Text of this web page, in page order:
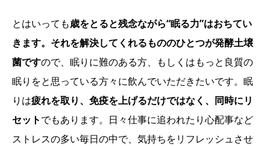
とはいっても歳をとると残念ながら“眠る力”はおちてい
きます。それを解決してくれるもののひとつが発酵土壌
菌ですので、眠りに難のある方、もしくはもっと良質の
眠りをと思っている方々に飲んでいただきたいです。眠
りは疲れを取り、免疫を上げるだけではなく、同時にリ
セットでもあります。日々仕事に追われたり心配事など
ストレスの多い毎日の中で、気持ちをリフレッシュさせ